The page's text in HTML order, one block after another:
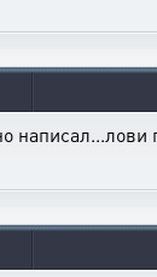
написал...лови